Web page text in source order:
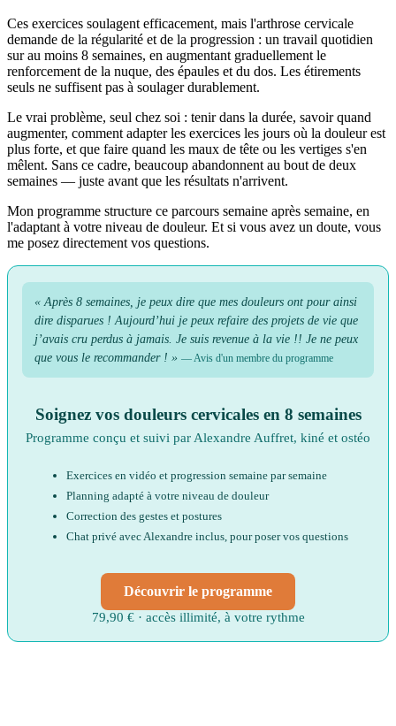
Ces exercices soulagent efficacement, mais l'arthrose cervicale
demande de la régularité et de la progression : un travail quotidien
sur au moins 8 semaines, en augmentant graduellement le
renforcement de la nuque, des épaules et du dos. Les étirements
seuls ne suffisent pas à soulager durablement.
Le vrai problème, seul chez soi : tenir dans la durée, savoir quand
augmenter, comment adapter les exercices les jours où la douleur est
plus forte, et que faire quand les maux de tête ou les vertiges s'en
mêlent. Sans ce cadre, beaucoup abandonnent au bout de deux
semaines — juste avant que les résultats n'arrivent.
Mon programme structure ce parcours semaine après semaine, en
l'adaptant à votre niveau de douleur. Et si vous avez un doute, vous
me posez directement vos questions.
« Après 8 semaines, je peux dire que mes douleurs ont pour ainsi
dire disparues ! Aujourd’hui je peux refaire des projets de vie que
j’avais cru perdus à jamais. Je suis revenue à la vie !! Je ne peux
que vous le recommander ! » — Avis d'un membre du programme
Soignez vos douleurs cervicales en 8 semaines
Programme conçu et suivi par Alexandre Auffret, kiné et ostéo
Exercices en vidéo et progression semaine par semaine
Planning adapté à votre niveau de douleur
Correction des gestes et postures
Chat privé avec Alexandre inclus, pour poser vos questions
Découvrir le programme
79,90 € · accès illimité, à votre rythme